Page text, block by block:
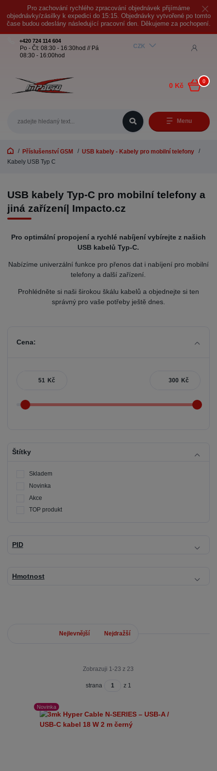
Pro zachování rychlého zpracování objednávek přijímáme
objednávky/zásilky k expedici do 15:15. Objednávky vytvořené po tomto
čase budou odeslány následující pracovní den. Děkujeme za pochopení.
Menu
CZK
+420 724 114 604
Po - Čt: 08:30 - 16:30hod // Pá
08:30 - 16:00hod
0
0 Kč
Příslušenství GSM
USB kabely - Kabely pro mobilní telefony
Kabely USB Typ C
USB kabely Typ-C pro mobilní telefony a
jiná zařízení| Impacto.cz
Pro optimální propojení a rychlé nabíjení vybírejte z našich
USB kabelů Typ-C.
Nabízíme univerzální funkce pro přenos dat i nabíjení pro mobilní
telefony a další zařízení.
Prohlédněte si naši širokou škálu kabelů a objednejte si ten
správný pro vaše potřeby ještě dnes.
Cena:
Kč Kč
Štítky
Skladem
Novinka
Akce
TOP produkt
PID
Hmotnost
Nejlevnější Nejdražší
Zobrazuji 1-23 z 23
strana z 1
Novinka